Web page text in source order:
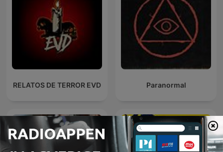
RELATOS DE TERROR EVD Paranormal